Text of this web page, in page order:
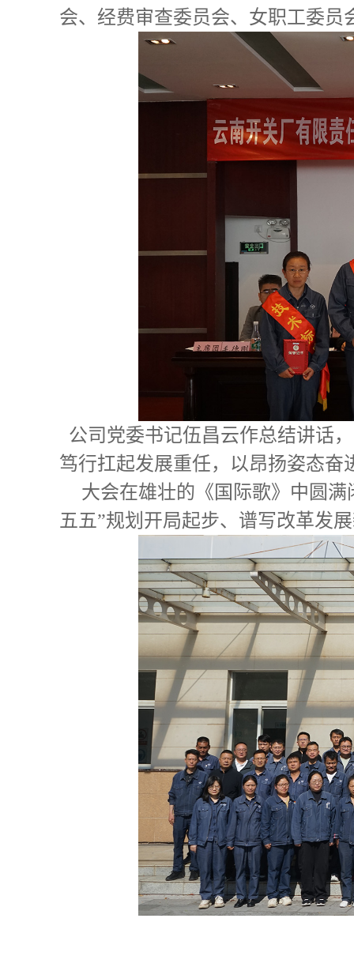
会、经费审查委员会、女职工委
公司党委书记伍昌云作总结讲话
笃行扛起发展重任，以昂扬姿态奋
大会在雄壮的《国际歌》中圆
五五”规划开局起步、谱写改革发